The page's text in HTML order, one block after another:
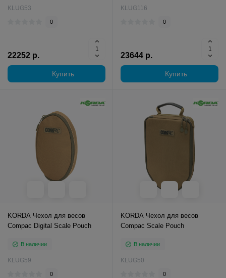
KLUG53
0
22252 р.
Купить
KLUG116
0
23644 р.
Купить
KORDA Чехол для весов
Compac Digital Scale Pouch
В наличии
KLUG59
0
KORDA Чехол для весов
Compac Scale Pouch
В наличии
KLUG50
0